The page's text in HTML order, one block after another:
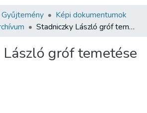
Képi dokumentumok
Stadniczky László gróf temetése
gróf temetése